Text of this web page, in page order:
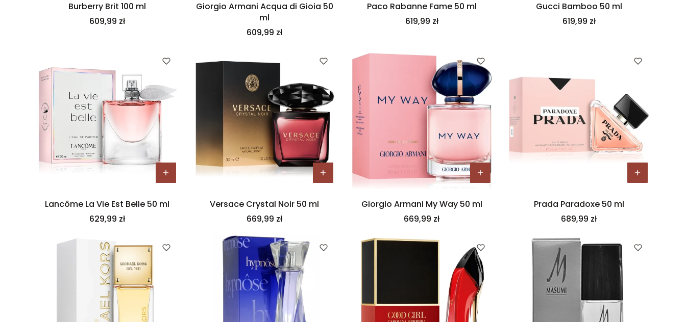
Burberry Brit 100 ml
Cena
609,99 zł
Giorgio Armani Acqua di Gioia 50
ml
Cena
609,99 zł
Paco Rabanne Fame 50 ml
Cena
619,99 zł
Gucci Bamboo 50 ml
Cena
619,99 zł
Lancôme La Vie Est Belle 50 ml
Cena
629,99 zł
Versace Crystal Noir 50 ml
Cena
669,99 zł
Giorgio Armani My Way 50 ml
Cena
669,99 zł
Prada Paradoxe 50 ml
Cena
689,99 zł